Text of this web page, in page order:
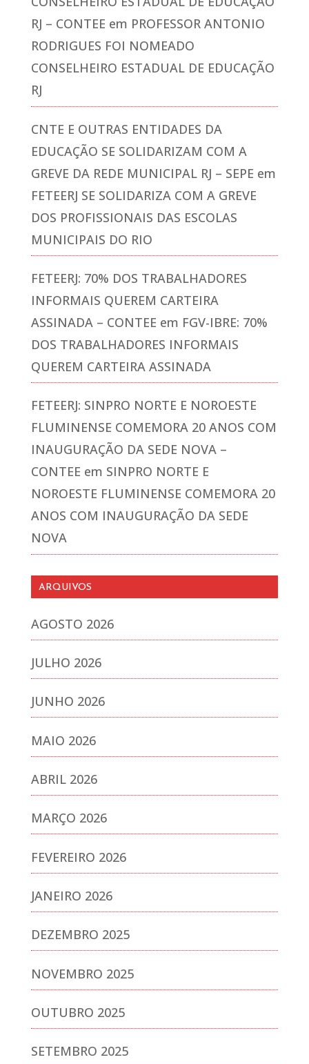
RJ – CONTEE em PROFESSOR ANTONIO
RODRIGUES FOI NOMEADO
CONSELHEIRO ESTADUAL DE EDUCAÇÃO
RJ
CNTE E OUTRAS ENTIDADES DA
EDUCAÇÃO SE SOLIDARIZAM COM A
GREVE DA REDE MUNICIPAL RJ – SEPE em
FETEERJ SE SOLIDARIZA COM A GREVE
DOS PROFISSIONAIS DAS ESCOLAS
MUNICIPAIS DO RIO
FETEERJ: 70% DOS TRABALHADORES
INFORMAIS QUEREM CARTEIRA
ASSINADA – CONTEE em FGV-IBRE: 70%
DOS TRABALHADORES INFORMAIS
QUEREM CARTEIRA ASSINADA
FETEERJ: SINPRO NORTE E NOROESTE
FLUMINENSE COMEMORA 20 ANOS COM
INAUGURAÇÃO DA SEDE NOVA –
CONTEE em SINPRO NORTE E
NOROESTE FLUMINENSE COMEMORA 20
ANOS COM INAUGURAÇÃO DA SEDE
NOVA
ARQUIVOS
AGOSTO 2026
JULHO 2026
JUNHO 2026
MAIO 2026
ABRIL 2026
MARÇO 2026
FEVEREIRO 2026
JANEIRO 2026
DEZEMBRO 2025
NOVEMBRO 2025
OUTUBRO 2025
SETEMBRO 2025